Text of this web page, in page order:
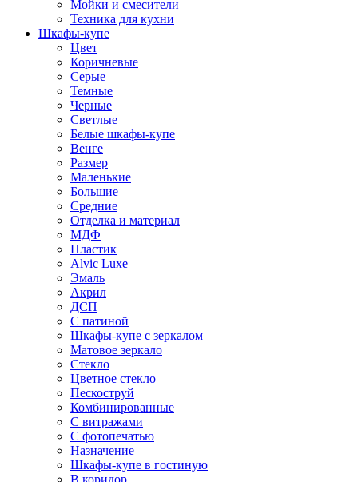
Мойки и смесители
Техника для кухни
Шкафы-купе
Цвет
Коричневые
Серые
Темные
Черные
Светлые
Белые шкафы-купе
Венге
Размер
Маленькие
Большие
Средние
Отделка и материал
МДФ
Пластик
Alvic Luxe
Эмаль
Акрил
ДСП
С патиной
Шкафы-купе с зеркалом
Матовое зеркало
Стекло
Цветное стекло
Пескоструй
Комбинированные
С витражами
С фотопечатью
Назначение
Шкафы-купе в гостиную
В коридор